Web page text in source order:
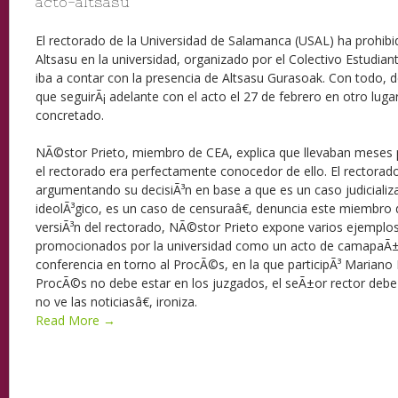
El rectorado de la Universidad de Salamanca (USAL) ha
Altsasu en la universidad, organizado por el Colectivo
iba a contar con la presencia de Altsasu Gurasoak. Con todo,
que seguirÃ¡ adelante con el acto el 27 de febrero en otro
concretado.
NÃ©stor Prieto, miembro de CEA, explica que llevaban
el rectorado era perfectamente conocedor de ello. El
argumentando su decisiÃ³n en base a que es un caso
ideolÃ³gico, es un caso de censuraâ€, denuncia este
versiÃ³n del rectorado, NÃ©stor Prieto expone varios
promocionados por la universidad como un acto de
conferencia en torno al ProcÃ©s, en la que participÃ³
ProcÃ©s no debe estar en los juzgados, el seÃ±or rector
no ve las noticiasâ€, ironiza.
Read More →